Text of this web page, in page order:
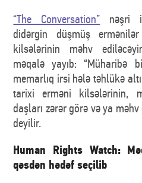
“The Conversation” nəşri
didərgin düşmüş
kilsələrinin məhv
məqalə yayıb: “Müharibə
memarlıq irsi hələ təhlükə
tarixi erməni kilsələrinin,
daşları zərər görə və ya
deyilir.
Human Rights Watch:
qəsdən hədəf seçilib